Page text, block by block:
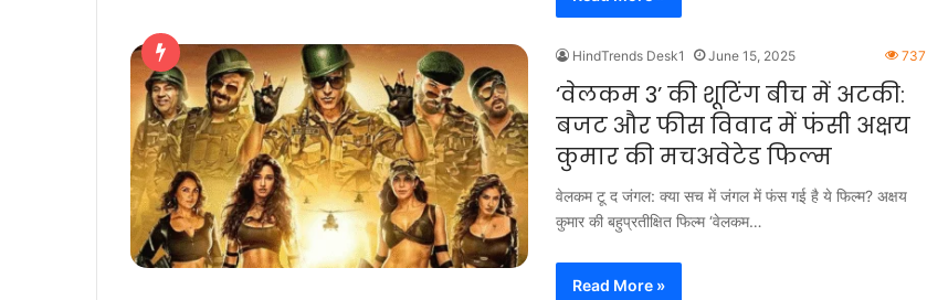
HindTrends Desk1 June 15, 2025 737
‘वेलकम 3’ की शूटिंग बीच में अटकी:
बजट और फीस विवाद में फंसी अक्षय
कुमार की मचअवेटेड फिल्म
वेलकम टू द जंगल: क्या सच में जंगल में फंस गई है ये फिल्म? अक्षय
कुमार की बहुप्रतीक्षित फिल्म ‘वेलकम…
Read More »